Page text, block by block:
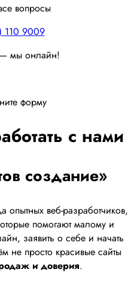
вопросы
110 9009
мы онлайн!
форму
с нами
создание»
опытных веб-разработчиков,
помогают малому и
заявить о себе и начать
не просто красивые сайты
и доверия.